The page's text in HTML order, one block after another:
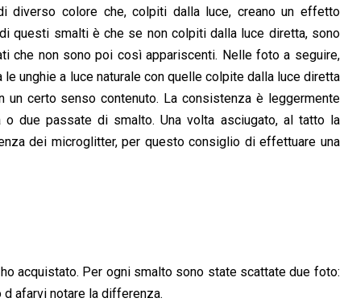
colore che, colpiti dalla luce, creano un effetto
questi smalti è che se non colpiti dalla luce diretta, sono
che non sono poi così appariscenti. Nelle foto a seguire,
unghie a luce naturale con quelle colpite dalla luce diretta
certo senso contenuto. La consistenza è leggermente
due passate di smalto. Una volta asciugato, al tatto la
dei microglitter, per questo consiglio di effettuare una
acquistato. Per ogni smalto sono state scattate due foto:
d afarvi notare la differenza.